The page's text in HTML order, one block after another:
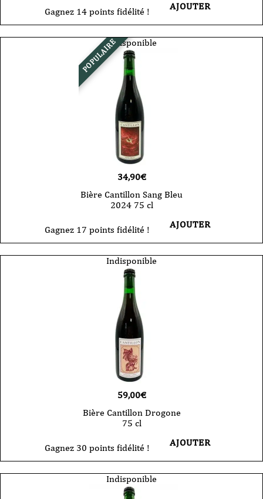
Gagnez 14 points fidélité ! AJOUTER
POPULAIREIndisponible
34,90€
Bière Cantillon Sang Bleu
2024 75 cl
Gagnez 17 points fidélité ! AJOUTER
Indisponible
59,00€
Bière Cantillon Drogone
75 cl
Gagnez 30 points fidélité ! AJOUTER
Indisponible